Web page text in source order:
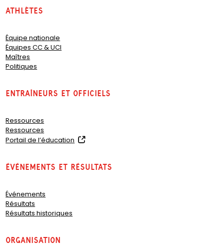
Athlètes
Équipe nationale
Équipes CC & UCI
Maîtres
Politiques
Entraîneurs et officiels
Ressources
Ressources
Portail de l’éducation
e
Événements et résultats
Événements
Résultats
Résultats historiques
organisation